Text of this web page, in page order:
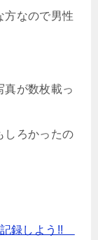
方なので男性
真が数枚載っ
しろかったの
記録しよう!!